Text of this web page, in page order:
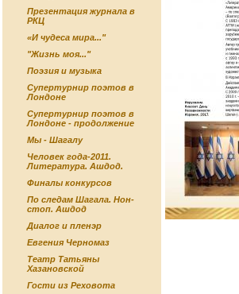
Презентация журнала в
РКЦ
«И чудеса мира..."
"Жизнь моя..."
Поэзия и музыка
Супертурнир поэтов в
Лондоне
Супертурнир поэтов в
Лондоне - продолжение
Мы - Шагалу
Человек года-2011.
Литература. Ашдод.
Финалы конкурсов
По следам Шагала. Нон-
стоп. Ашдод
Диалог и пленэр
Евгения Черномаз
Театр Татьяны
Хазановской
Гости из Реховота